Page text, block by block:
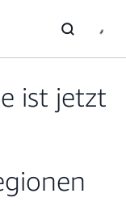
ist jetzt